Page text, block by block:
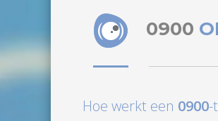
0900
Hoe werkt een 0900-